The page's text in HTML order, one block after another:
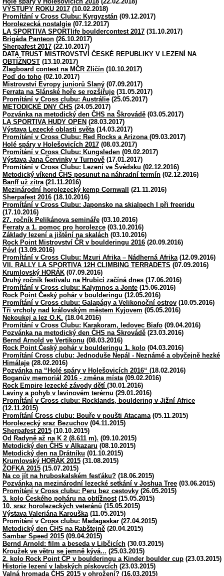
VÝSTUPY ROKU 2017 (10.02.2018)
Promítání v Cross Clubu: Kyrgyzstán (09.12.2017)
Horolezecká nostalgie (07.12.2017)
LA SPORTIVA SPORTlife bouldercontest 2017 (31.10.2017)
Brigáda Panteon (26.10.2017)
Sherpafest 2017 (22.10.2017)
DATA TRUST MISTROVSTVÍ ČESKÉ REPUBLIKY V LEZENÍ NA
OBTÍŽNOST (13.10.2017)
Zlagboard contest na MČR Zličín (10.10.2017)
Poď do toho (02.10.2017)
Mistrovství Evropy juniorů Slaný (07.09.2017)
Ferrata na Slánské hoře se rozšiřuje (31.05.2017)
Promítání v Cross clubu: Austrálie (25.05.2017)
METODICKÉ DNY ČHS (24.05.2017)
Pozvánka na metodický den ČHS na Škrovádě (03.05.2017)
LA SPORTIVA HUDY OPEN (28.03.2017)
Výstava Lezecké oblasti světa (14.03.2017)
Promítání v Cross Clubu: Red Rocks a Arizona (09.03.2017)
Holé spáry v Holešovicích 2017 (08.03.2017)
Promítání v Cross Clubu: Kungsleden (09.02.2017)
Výstava Jana Červinky v Turnově (17.01.2017)
Promítání v Cross Clubu: Lezení ve Švédsku (02.12.2016)
Metodický víkend ČHS posunut na náhradní termín (02.12.2016)
Banff už zítra (21.11.2016)
Mezinárodní horolezecký kemp Cornwall
(21.11.2016)
Sherpafest 2016 (18.10.2016)
Promítání v Cross Clubu: Japonsko na skialpech I při freeridu
(17.10.2016)
27. ročník Pelikánova semináře (03.10.2016)
Ferraty a 1. pomoc pro horolezce (03.10.2016)
Základy lezení a jištění na skalách (03.10.2016)
Rock Point Mistrovství ČR v boulderingu 2016 (20.09.2016)
Póvl (13.09.2016)
Promítání v Cross Clubu: Mzuri Afrika – Nádherná Afrika (12.09.2016)
VII. RALLY LA SPORTIVA 12H CLIMBING TERRADETS (07.09.2016)
Krumlovský HORÁK (07.09.2016)
Druhý ročník festivalu na Hrubici začíná dnes (17.06.2016)
Promítání v Cross clubu: Kalymnos a Jonte (15.06.2016)
Rock Point Český pohár v boulderingu (12.05.2016)
Promítání v Cross clubu: Galapágy a Velikonoční ostrov (10.05.2016)
Tři vrcholy nad královským městem Kyjovem (05.05.2016)
Nekoukej a lez O.K. (18.04.2016)
Promítání v Cross Clubu: Karakoram, ledovec Biafo (09.04.2016)
Pozvánka na metodický den ČHS na Škrovádě (23.03.2016)
Bernd Arnold ve Vertikonu (08.03.2016)
Rock Point Český pohár v boulderingu 1. kolo (04.03.2016)
Promítání Cross clubu: Jednoduše Nepál - Neznámé a obyčejně hezké
Himálaje (28.02.2016)
Pozvánka na “Holé spáry v Holešovicích 2016“ (18.02.2016)
Boganův memoriál 2016 - změna místa (09.02.2016)
Rock Empire lezecké závody dětí (30.01.2016)
Laviny a pohyb v lavinovém terérnu (29.01.2016)
Promítání v Cross clubu: Rocklands, bouldering v Jižní Africe
(12.11.2015)
Promítání Cross clubu: Bouře v poušti Atacama (05.11.2015)
Horolezecký sraz Bezuchov (04.11.2015)
Sherpafest 2015 (10.10.2015)
Od Radyně až na K 2 (8.611 m). (09.10.2015)
Metodický den ČHS v Alkazaru (08.10.2015)
Metodický den na Drátníku (01.10.2015)
Krumlovský HORÁK 2015 (31.08.2015)
ŽOFKA 2015 (15.07.2015)
Na co jít na hruboskalském fesťáku? (18.06.2015)
Pozvánka na mezinárodní lezecké setkání v Joshua Tree (03.06.2015)
Promítání v Cross clubu: Peru bez cestovky (26.05.2015)
3. kolo Českého poháru na obtížnost(15.05.2015)
10. sraz horolezeckých veteránů (15.05.2015)
Výstava Valeriána Karouška (11.05.2015)
Promítání v Cross clubu: Madagaskar (27.04.2015)
Metodický den ČHS na Rabštejně (20.04.2015)
Sambar Speed 2015 (09.04.2015)
Bernd Arnold: film a beseda v Libčicích (30.03.2015)
Kroužek ve větru se jemně kývá... (25.03.2015)
2. kolo Rock Point ČP v boulderingu a Kinder boulder cup (23.03.2015)
Historie lezení v labských pískovcích (23.03.2015)
Valná hromada ČHS 2015 v ohrožení? (16.03.2015)